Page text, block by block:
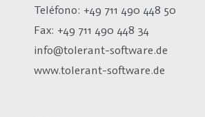
Teléfono: +49 711 490 448 50
Fax: +49 711 490 448 34
info@tolerant-software.de
www.tolerant-software.de